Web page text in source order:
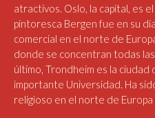
atractivos. Oslo, la capital, es
pintoresca Bergen fue en su
comercial en el norte de
donde se concentran todas
último, Trondheim es la ciudad
importante Universidad. Ha
religioso en el norte de